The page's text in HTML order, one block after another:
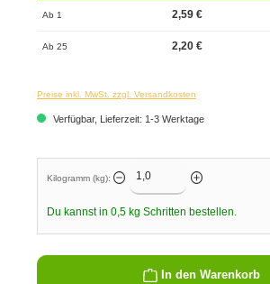
Ab 1 2,59 €
Ab 25 2,20 €
Preise inkl. MwSt. zzgl. Versandkosten
Verfügbar, Lieferzeit: 1-3 Werktage
Kilogramm (kg):
Du kannst in 0,5 kg Schritten bestellen.
In den Warenkorb